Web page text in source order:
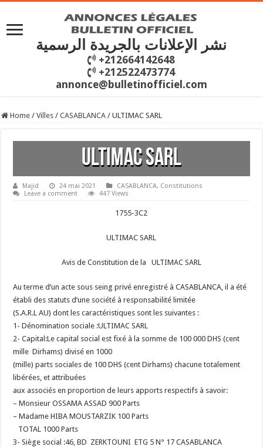
نشر الإعلانات بالجريدة الرسمية
+212664142648
+212522473774
annonce@bulletinofficiel.com
Home / Villes / CASABLANCA / ULTIMAC SARL
ULTIMAC SARL
Majid 24 mai 2021 CASABLANCA, Constitutions
Leave a comment
447 Views
1755-3C2
ULTIMAC SARL
Avis de Constitution de la ULTIMAC SARL
Au terme d’un acte sous seing privé enregistré à CASABLANCA, il a été
établi des statuts d’une société à responsabilité limitée
(S.A.R.L AU) dont les caractéristiques sont les suivantes :
1- Dénomination sociale :ULTIMAC SARL
2- Capital:Le capital social est fixé à la somme de 100 000 DHS (cent
mille Dirhams) divisé en 1000
(mille) parts sociales de 100 DHS (cent Dirhams) chacune totalement
libérées, et attribuées
aux associés en proportion de leurs apports respectifs à savoir:
– Monsieur OSSAMA ASSAD 900 Parts
– Madame HIBA MOUSTARZIK 100 Parts
TOTAL 1000 Parts
3- Siège social :46, BD ZERKTOUNI ETG 5 N° 17 CASABLANCA